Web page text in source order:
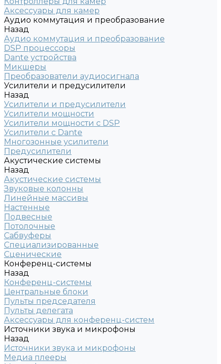
Аксессуары для камер
Аудио коммутация и преобразование
Назад
Аудио коммутация и преобразование
DSP процессоры
Dante устройства
Микшеры
Преобразователи аудиосигнала
Усилители и предусилители
Назад
Усилители и предусилители
Усилители мощности
Усилители мощности с DSP
Усилители с Dante
Многозонные усилители
Предусилители
Акустические системы
Назад
Акустические системы
Звуковые колонны
Линейные массивы
Настенные
Подвесные
Потолочные
Сабвуферы
Специализированные
Сценические
Конференц-системы
Назад
Конференц-системы
Центральные блоки
Пульты председателя
Пульты делегата
Аксессуары для конференц-систем
Источники звука и микрофоны
Назад
Источники звука и микрофоны
Медиа плееры